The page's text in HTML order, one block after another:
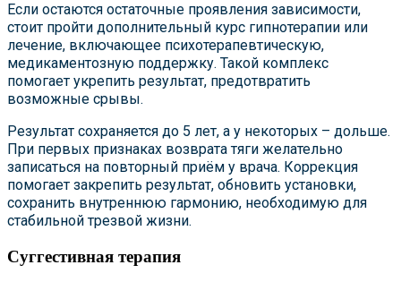
Если остаются остаточные проявления зависимости,
стоит пройти дополнительный курс гипнотерапии или
лечение, включающее психотерапевтическую,
медикаментозную поддержку. Такой комплекс
помогает укрепить результат, предотвратить
возможные срывы.
Результат сохраняется до 5 лет, а у некоторых – дольше.
При первых признаках возврата тяги желательно
записаться на повторный приём у врача. Коррекция
помогает закрепить результат, обновить установки,
сохранить внутреннюю гармонию, необходимую для
стабильной трезвой жизни.
Суггестивная терапия